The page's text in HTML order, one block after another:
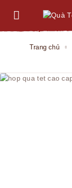
Trang chủ